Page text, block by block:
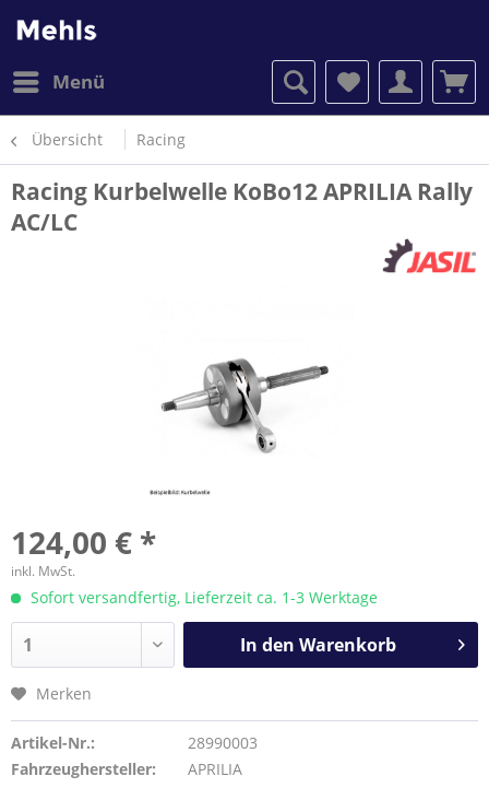
Menü
Übersicht Racing
Racing Kurbelwelle KoBo12 APRILIA Rally
AC/LC
124,00 € *
inkl. MwSt.
Sofort versandfertig, Lieferzeit ca. 1-3 Werktage
In den Warenkorb
Merken
Artikel-Nr.:
28990003
Fahrzeughersteller:
APRILIA